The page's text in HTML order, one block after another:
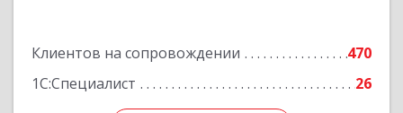
Клиентов на сопровождении
470
1С:Специалист
26